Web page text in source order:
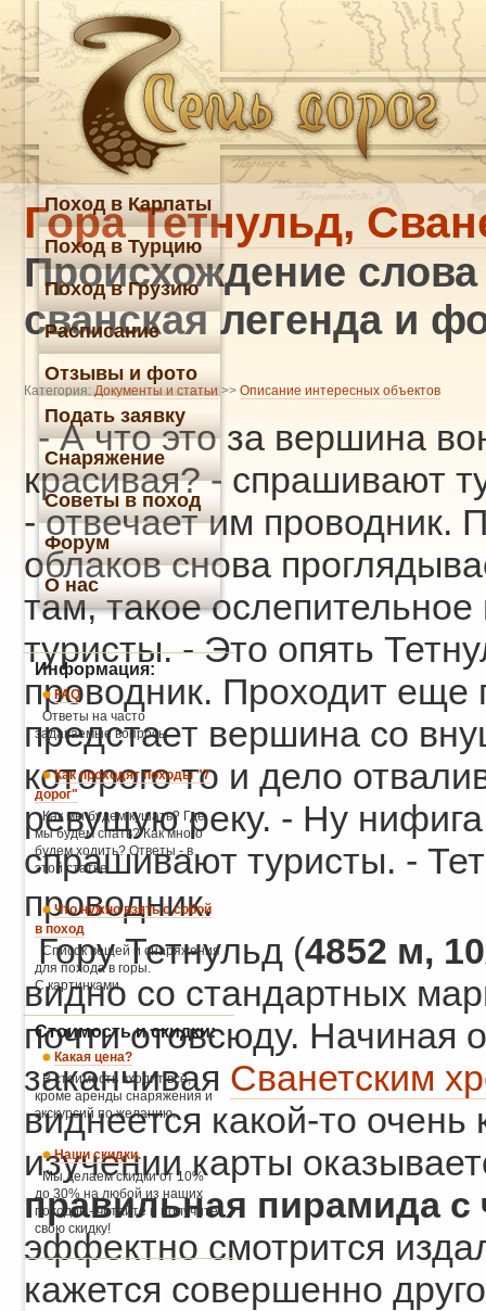
Гора Тетнульд,
Происхождение
сванская легенда и
Категория: Документы и статьи >> Описание интересных объектов
- А что это за вершина
красивая? - спрашивают
- отвечает им проводник.
облаков снова
там, такое
туристы. - Это опять
проводник. Проходит еще
предстает вершина со
которого то и дело
ревущую реку. - Ну
спрашивают туристы. -
проводник.
Гору Тетнульд (4852 м,
видно со стандартных
почти отовсюду. Начиная
заканчивая Сванетским
виднеется какой-то
изучении карты
правильная пирамида
эффектно смотрится
кажется совершенно
Поход в Карпаты
Поход в Турцию
Поход в Грузию
Расписание
Отзывы и фото
Подать заявку
Снаряжение
Советы в поход
Форум
О нас
Информация:
FAQ
Ответы на часто
задаваемые вопросы
Как проходят походы "7
дорог"
Как мы будем кушать? Где
мы будем спать? Как много
будем ходить? Ответы - в
этой статье.
Что нужно взять с собой
в поход
Список вещей и снаряжения
для похода в горы.
С картинками.
Стоимость и скидки:
Какая цена?
В стоимость входит всё,
кроме аренды снаряжения и
экскурсий по желанию.
Наши скидки.
Мы делаем скидки от 10%
до 30% на любой из наших
походов - читайте и получите
свою скидку!